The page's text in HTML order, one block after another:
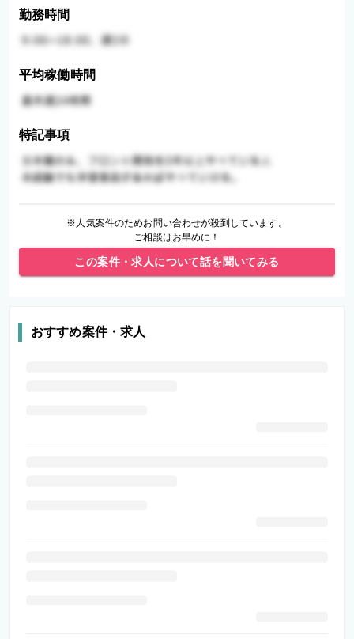
勤務時間
平均稼働時間
特記事項
※人気案件のためお問い合わせが殺到しています。
ご相談はお早めに！
この案件・求人について話を聞いてみる
おすすめ案件・求人